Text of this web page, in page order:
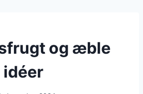
og æble